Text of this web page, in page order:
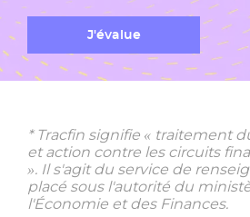
J'évalue
* Tracfin signifie « traitement
et action contre les circuits
». Il s'agit du service de
placé sous l'autorité du
l'Économie et des Finances.